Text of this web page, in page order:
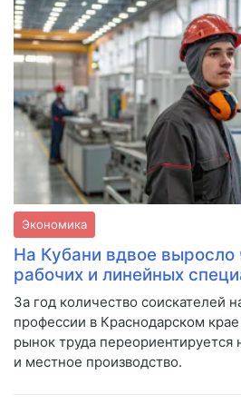
Экономика
На Кубани вдвое выросло
рабочих и линейных
За год количество соискателей
профессии в Краснодарском
рынок труда
и местное производство.